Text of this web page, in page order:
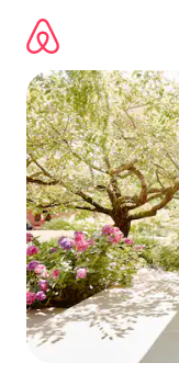
directement
contenu